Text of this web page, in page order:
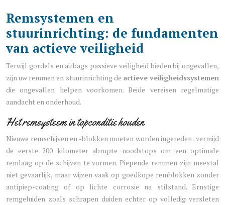
Remsystemen en
stuurinrichting: de fundamenten
van actieve veiligheid
Terwijl gordels en airbags passieve veiligheid bieden bij ongevallen,
zijn uw remmen en stuurinrichting de actieve veiligheidssystemen
die ongevallen helpen voorkomen. Beide vereisen regelmatige
aandacht en onderhoud.
Het remsysteem in topconditie houden
Nieuwe remschijven en -blokken moeten worden ingereden: vermijd
de eerste 200 kilometer abrupte noodstops om een optimale
remlaag op de schijven te vormen. Piepende remmen zijn meestal
niet gevaarlijk, maar wijzen vaak op goedkope remblokken zonder
antipiep-coating of op lichte corrosie na stilstand. Ernstige
remgeluiden zoals schrapen duiden echter op volledig versleten